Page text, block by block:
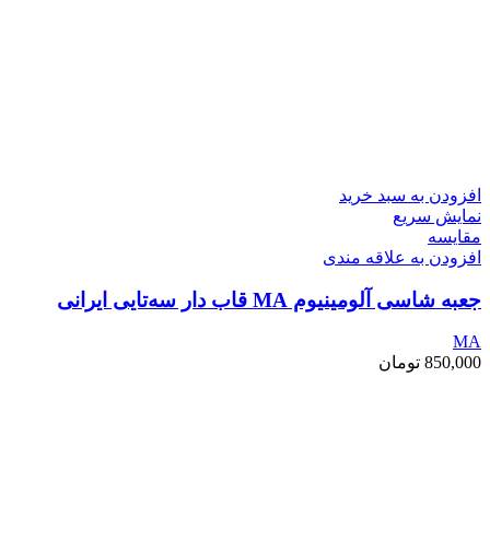
افزودن به سبد خرید
نمایش سریع
مقايسه
افزودن به علاقه مندی
جعبه شاسی آلومینیوم MA قاب دار سه‌تایی ایرانی
MA
850,000 تومان